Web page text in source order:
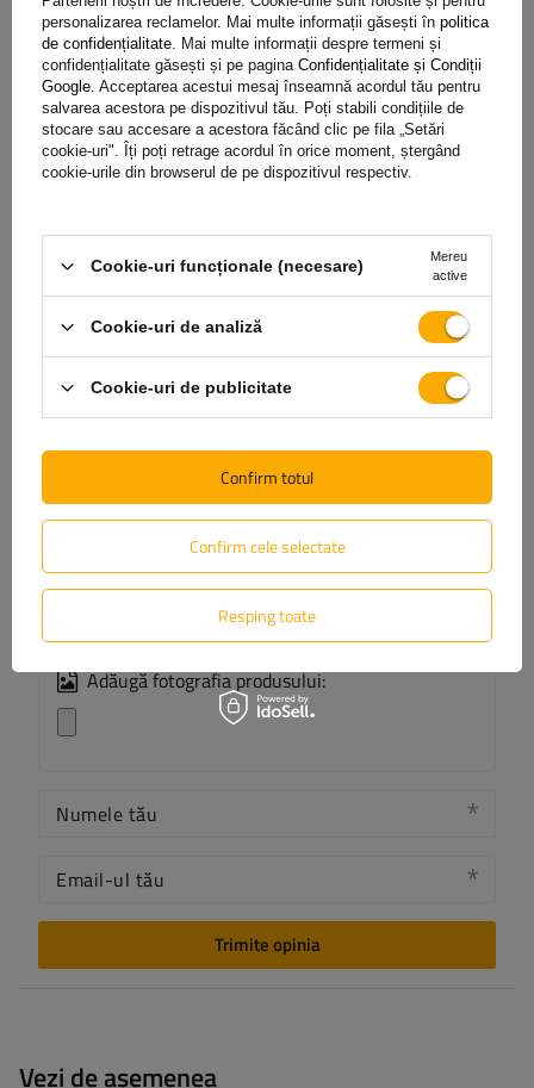
Specificație
Livrare
Opinie (0)
Scrie-ți părerea
Opinia ta:
5/5
Conținutul părerii tale
Adăugă fotografia produsului:
Numele tău
Email-ul tău
Trimite opinia
Vezi de asemenea
personalizarea reclamelor. Mai multe informații găsești în politica
de confidențialitate. Mai multe informații despre termeni și
confidențialitate găsești și pe pagina Confidențialitate și Condiții
Google. Acceptarea acestui mesaj înseamnă acordul tău pentru
salvarea acestora pe dispozitivul tău. Poți stabili condițiile de
stocare sau accesare a acestora făcând clic pe fila „Setări
cookie-uri". Îți poți retrage acordul în orice moment, ștergând
cookie-urile din browserul de pe dispozitivul respectiv.
Cookie-uri funcționale (necesare)
Mereu
active
Cookie-uri de analiză
Cookie-uri de publicitate
Confirm cele selectate
Resping toate
Confirm totul